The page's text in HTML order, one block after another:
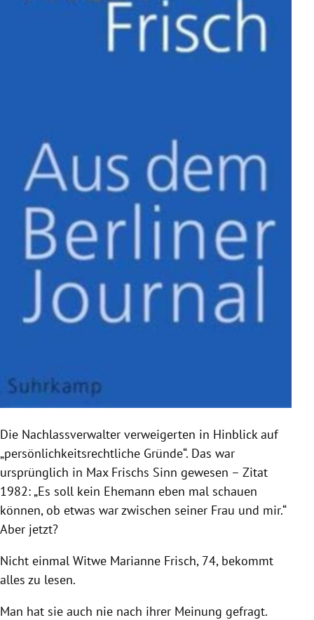
Die Nachlassverwalter verweigerten in Hinblick auf
„persönlichkeitsrechtliche Gründe“. Das war
ursprünglich in Max Frischs Sinn gewesen – Zitat
1982: „Es soll kein Ehemann eben mal schauen
können, ob etwas war zwischen seiner Frau und mir.“
Aber jetzt?
Nicht einmal Witwe Marianne Frisch, 74, bekommt
alles zu lesen.
Man hat sie auch nie nach ihrer Meinung gefragt.